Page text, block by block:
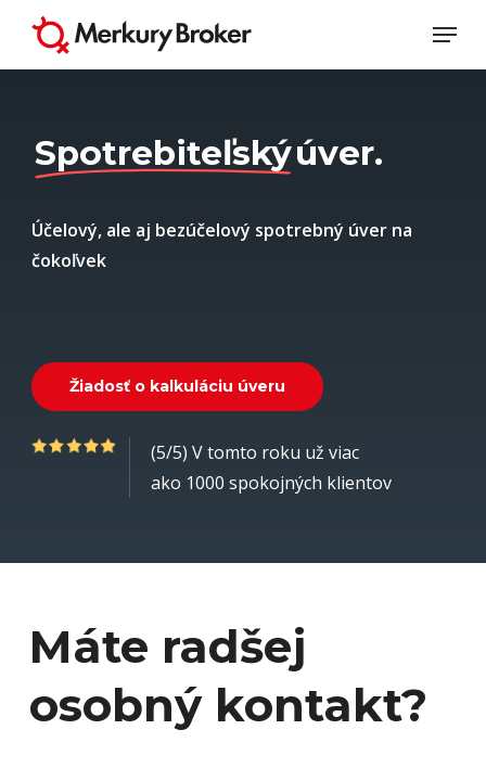
main
Menu
Spotrebiteľskýúver.
Účelový, ale aj bezúčelový spotrebný úver na
čokoľvek
Žiadosť o kalkuláciu úveru
(5/5) V tomto roku už viac
ako 1000 spokojných klientov
Máte radšej
osobný kontakt?
Close